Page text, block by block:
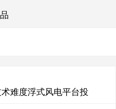
难度浮式风电平台投